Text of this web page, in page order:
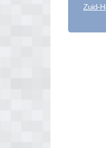
Zuid-